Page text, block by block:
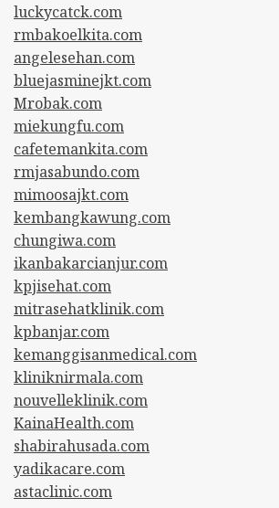
luckycatck.com
rmbakoelkita.com
angelesehan.com
bluejasminejkt.com
Mrobak.com
miekungfu.com
cafetemankita.com
rmjasabundo.com
mimoosajkt.com
kembangkawung.com
chungiwa.com
ikanbakarcianjur.com
kpjisehat.com
mitrasehatklinik.com
kpbanjar.com
kemanggisanmedical.com
kliniknirmala.com
nouvelleklinik.com
KainaHealth.com
shabirahusada.com
yadikacare.com
astaclinic.com